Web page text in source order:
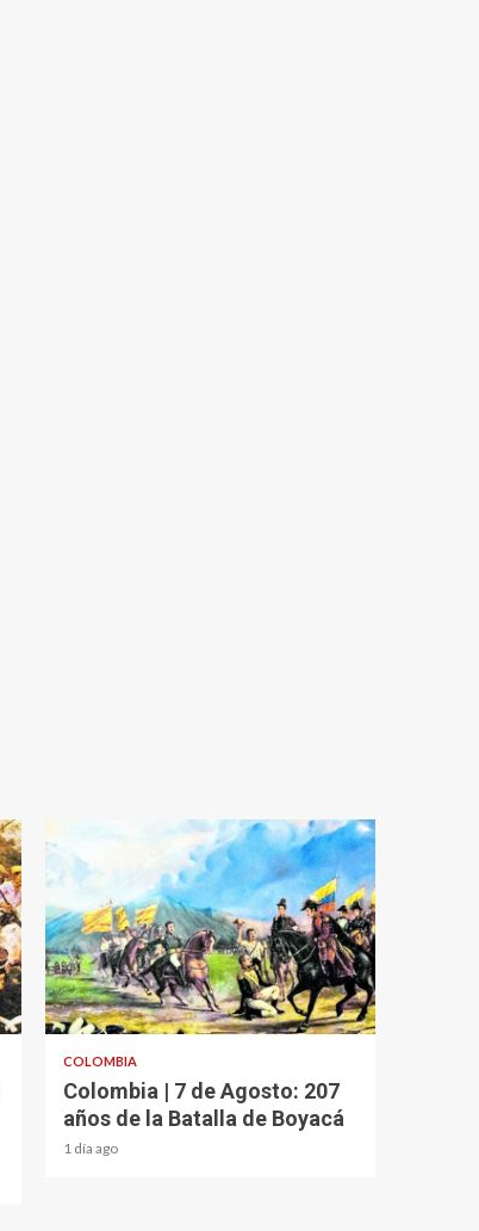
2 min read
COLOMBIA
Colombia | 7 de Agosto: 207
años de la Batalla de Boyacá
1 día ago